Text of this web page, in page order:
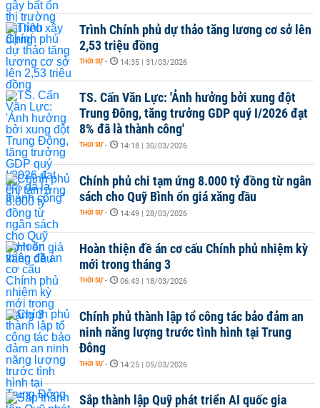
Trình Chính phủ dự thảo tăng lương cơ sở lên
2,53 triệu đồng
THỜI SỰ - 14:35 | 31/03/2026
TS. Cấn Văn Lực: 'Ảnh hưởng bởi xung đột
Trung Đông, tăng trưởng GDP quý I/2026 đạt
8% đã là thành công'
THỜI SỰ - 14:18 | 30/03/2026
Chính phủ chi tạm ứng 8.000 tỷ đồng từ ngân
sách cho Quỹ Bình ổn giá xăng dầu
THỜI SỰ - 14:49 | 28/03/2026
Hoàn thiện đề án cơ cấu Chính phủ nhiệm kỳ
mới trong tháng 3
THỜI SỰ - 06:43 | 18/03/2026
Chính phủ thành lập tổ công tác bảo đảm an
ninh năng lượng trước tình hình tại Trung
Đông
THỜI SỰ - 14:25 | 05/03/2026
Sắp thành lập Quỹ phát triển AI quốc gia